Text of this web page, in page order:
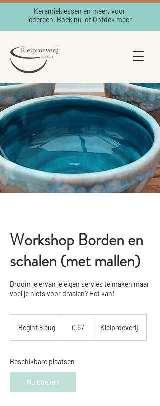
Keramieklessen en meer, voor
iedereen. Boek nu of Ontdek meer
Workshop Borden en
schalen (met mallen)
Droom je ervan je eigen servies te maken maar
voel je niets voor draaien? Het kan!
Begint 8 aug
n
t
8
a
€ 67 Kleiproeverij
Beschikbare plaatsen
Nu boeken